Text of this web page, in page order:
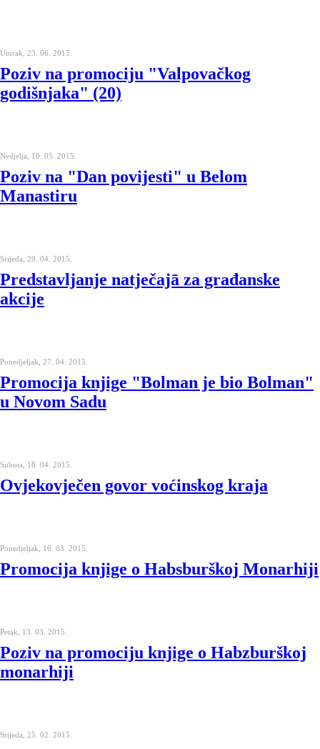
Utorak, 23. 06. 2015.
Poziv na promociju "Valpovačkog
godišnjaka" (20)
Nedjelja, 10. 05. 2015.
Poziv na "Dan povijesti" u Belom
Manastiru
Srijeda, 29. 04. 2015.
Predstavljanje natječajā za građanske
akcije
Ponedjeljak, 27. 04. 2015.
Promocija knjige "Bolman je bio Bolman"
u Novom Sadu
Subota, 18. 04. 2015.
Ovjekovječen govor voćinskog kraja
Ponedjeljak, 16. 03. 2015.
Promocija knjige o Habsburškoj Monarhiji
Petak, 13. 03. 2015.
Poziv na promociju knjige o Habzburškoj
monarhiji
Srijeda, 25. 02. 2015.